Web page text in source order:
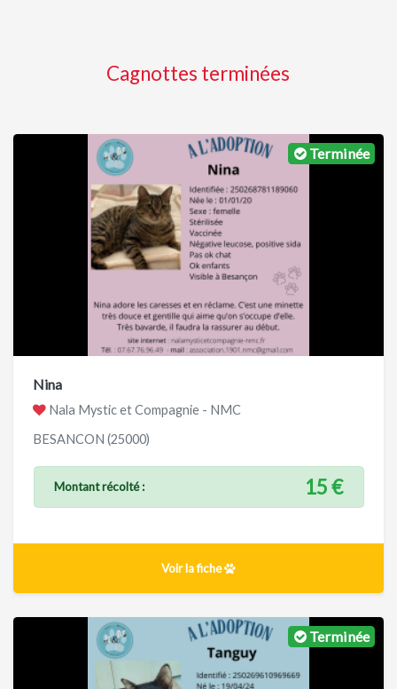
Cagnottes terminées
Terminée
Nina
Nala Mystic et Compagnie - NMC
BESANCON (25000)
Montant récolté : 15 €
Voir la fiche
Terminée